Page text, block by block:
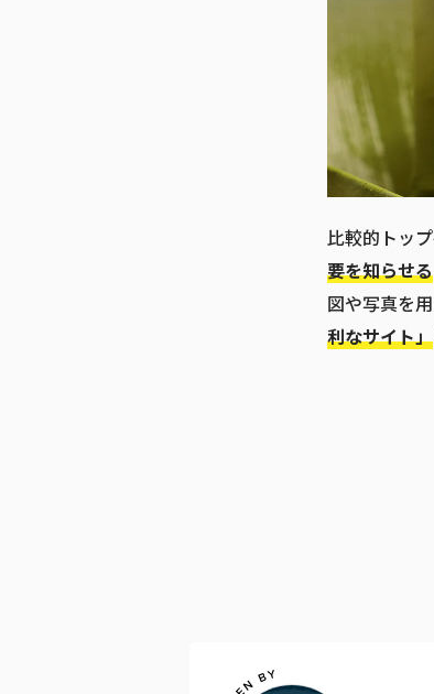
比較的トッ
要を知らせる
図や写真を
利なサイト」